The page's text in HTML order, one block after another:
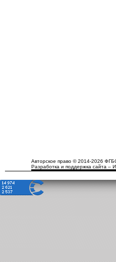
Авторское право © 2014-2026
Разработка и поддержка сайта –